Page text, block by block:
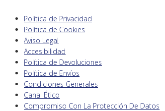
Política de Privacidad
Política de Cookies
Aviso Legal
Accesibilidad
Política de Devoluciones
Política de Envíos
Condiciones Generales
Canal Ético
Compromiso Con La Protección De Datos